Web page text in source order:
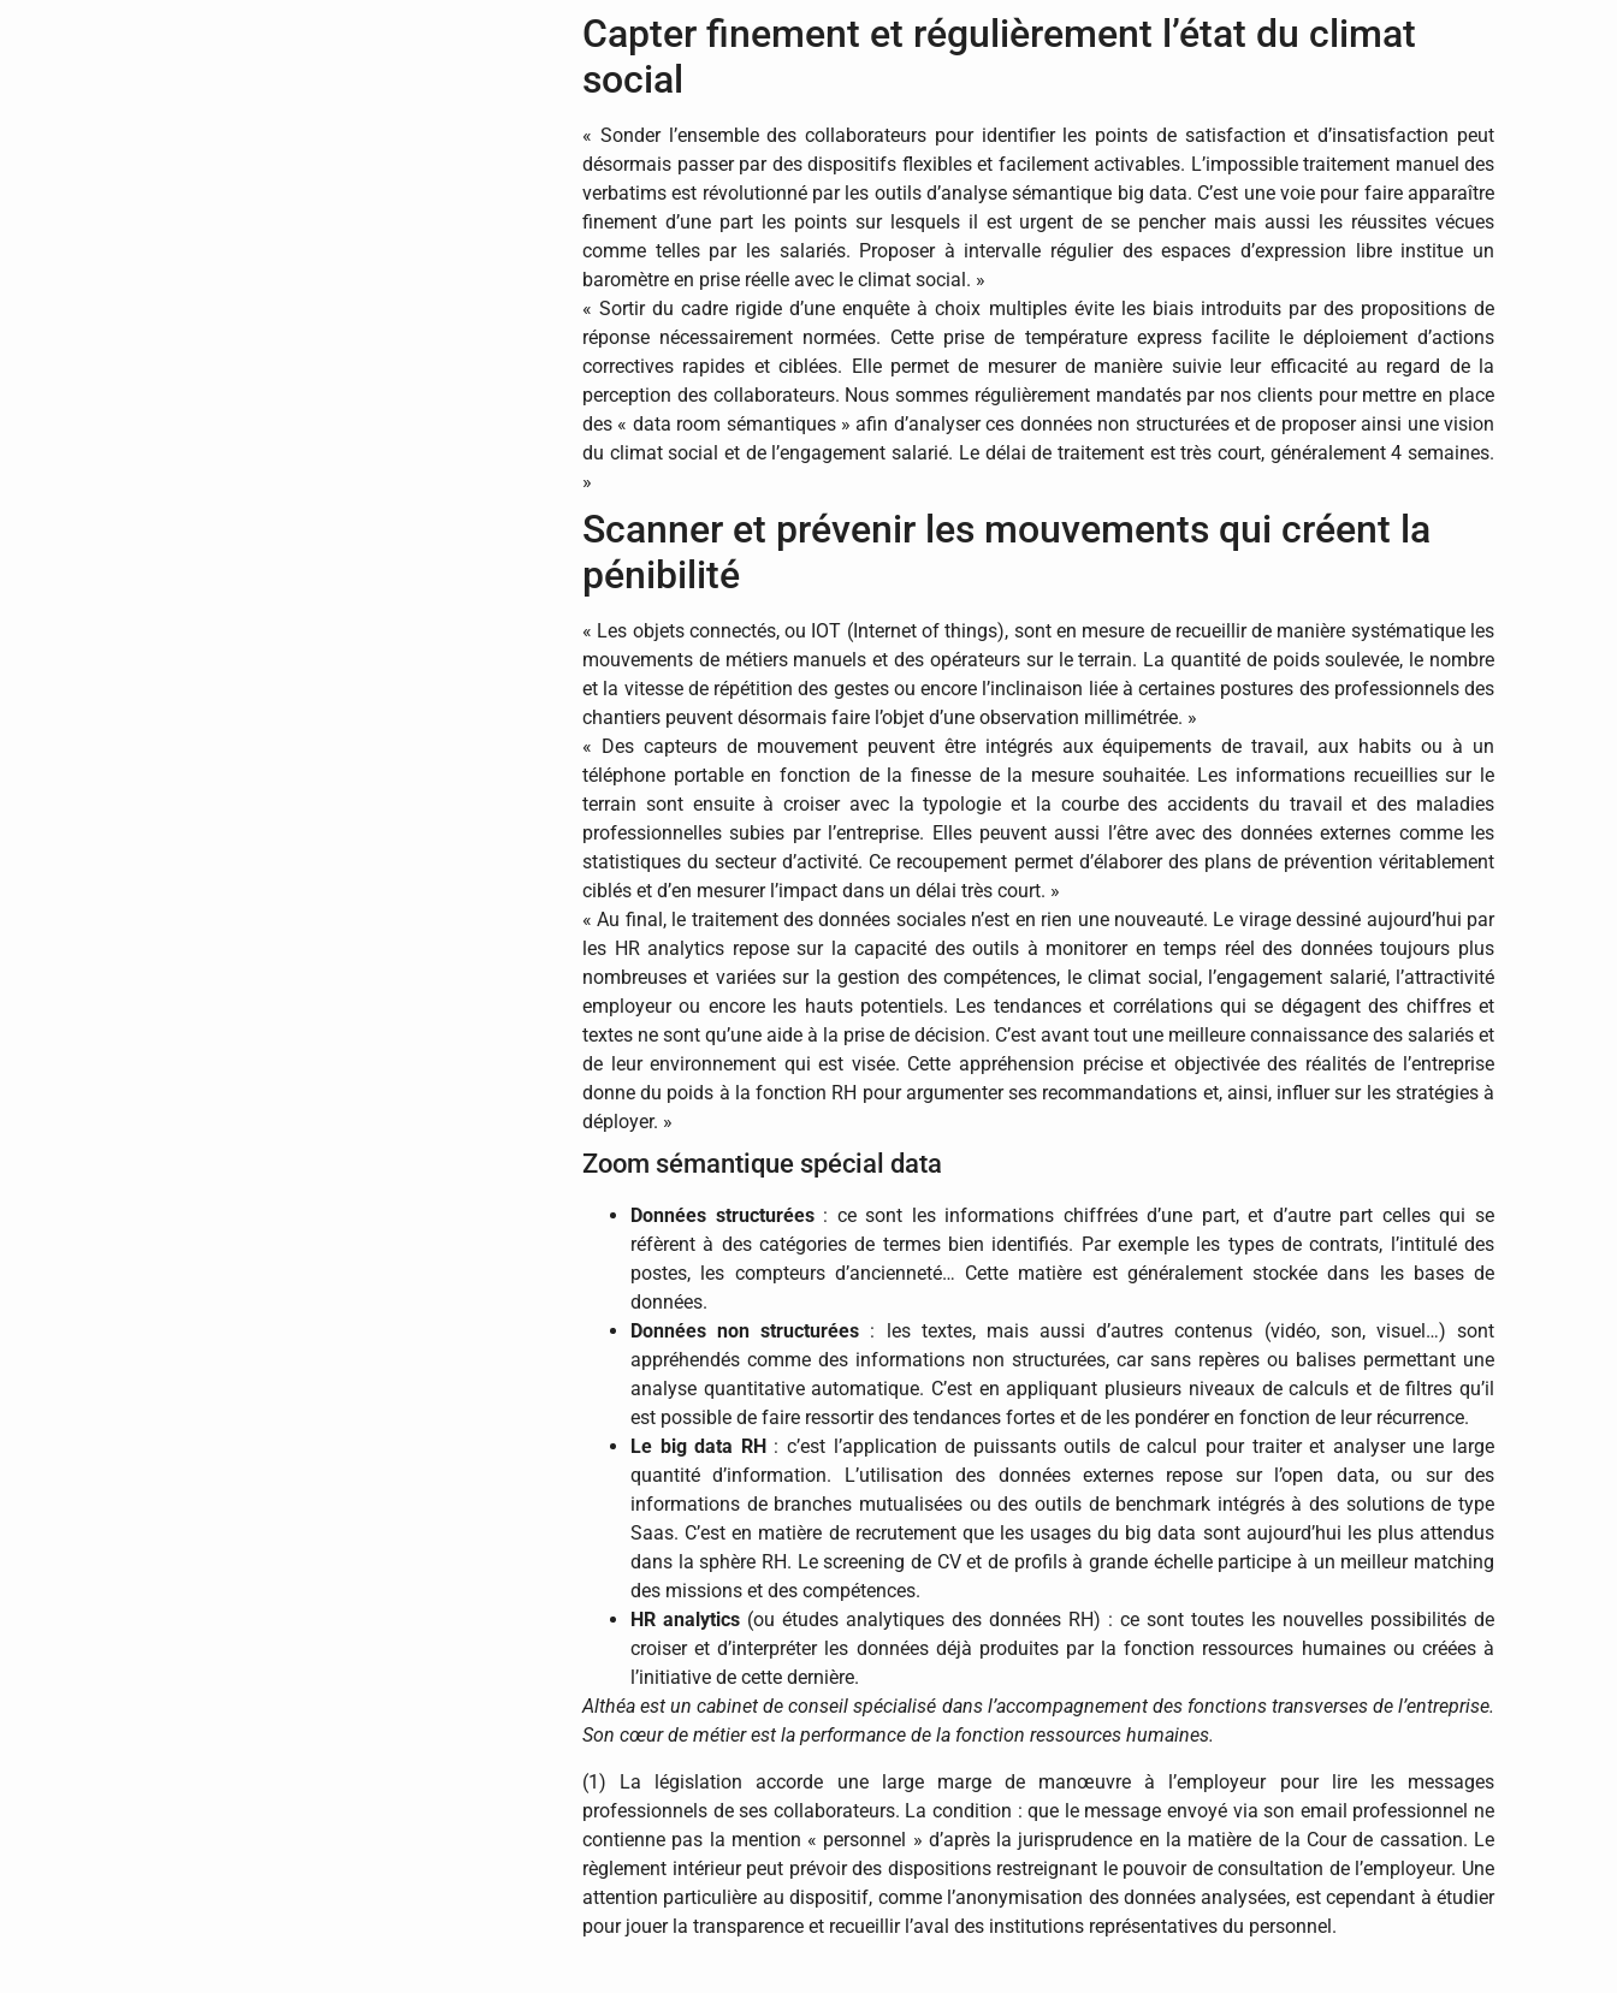
Capter finement et régulièrement l’état du climat
social
« Sonder l’ensemble des collaborateurs pour identifier les points de satisfaction et d’insatisfaction peut
désormais passer par des dispositifs flexibles et facilement activables. L’impossible traitement manuel des
verbatims est révolutionné par les outils d’analyse sémantique big data. C’est une voie pour faire apparaître
finement d’une part les points sur lesquels il est urgent de se pencher mais aussi les réussites vécues
comme telles par les salariés. Proposer à intervalle régulier des espaces d’expression libre institue un
baromètre en prise réelle avec le climat social. »
« Sortir du cadre rigide d’une enquête à choix multiples évite les biais introduits par des propositions de
réponse nécessairement normées. Cette prise de température express facilite le déploiement d’actions
correctives rapides et ciblées. Elle permet de mesurer de manière suivie leur efficacité au regard de la
perception des collaborateurs. Nous sommes régulièrement mandatés par nos clients pour mettre en place
des « data room sémantiques » afin d’analyser ces données non structurées et de proposer ainsi une vision
du climat social et de l’engagement salarié. Le délai de traitement est très court, généralement 4 semaines.
»
Scanner et prévenir les mouvements qui créent la
pénibilité
« Les objets connectés, ou IOT (Internet of things), sont en mesure de recueillir de manière systématique les
mouvements de métiers manuels et des opérateurs sur le terrain. La quantité de poids soulevée, le nombre
et la vitesse de répétition des gestes ou encore l’inclinaison liée à certaines postures des professionnels des
chantiers peuvent désormais faire l’objet d’une observation millimétrée. »
« Des capteurs de mouvement peuvent être intégrés aux équipements de travail, aux habits ou à un
téléphone portable en fonction de la finesse de la mesure souhaitée. Les informations recueillies sur le
terrain sont ensuite à croiser avec la typologie et la courbe des accidents du travail et des maladies
professionnelles subies par l’entreprise. Elles peuvent aussi l’être avec des données externes comme les
statistiques du secteur d’activité. Ce recoupement permet d’élaborer des plans de prévention véritablement
ciblés et d’en mesurer l’impact dans un délai très court. »
« Au final, le traitement des données sociales n’est en rien une nouveauté. Le virage dessiné aujourd’hui par
les HR analytics repose sur la capacité des outils à monitorer en temps réel des données toujours plus
nombreuses et variées sur la gestion des compétences, le climat social, l’engagement salarié, l’attractivité
employeur ou encore les hauts potentiels. Les tendances et corrélations qui se dégagent des chiffres et
textes ne sont qu’une aide à la prise de décision. C’est avant tout une meilleure connaissance des salariés et
de leur environnement qui est visée. Cette appréhension précise et objectivée des réalités de l’entreprise
donne du poids à la fonction RH pour argumenter ses recommandations et, ainsi, influer sur les stratégies à
déployer. »
Zoom sémantique spécial data
Données structurées: ce sont les informations chiffrées d’une part, et d’autre part celles qui se
réfèrent à des catégories de termes bien identifiés. Par exemple les types de contrats, l’intitulé des
postes, les compteurs d’ancienneté… Cette matière est généralement stockée dans les bases de
données.
Données non structurées : les textes, mais aussi d’autres contenus (vidéo, son, visuel…) sont
appréhendés comme des informations non structurées, car sans repères ou balises permettant une
analyse quantitative automatique. C’est en appliquant plusieurs niveaux de calculs et de filtres qu’il
est possible de faire ressortir des tendances fortes et de les pondérer en fonction de leur récurrence.
Le big data RH : c’est l’application de puissants outils de calcul pour traiter et analyser une large
quantité d’information. L’utilisation des données externes repose sur l’open data, ou sur des
informations de branches mutualisées ou des outils de benchmark intégrés à des solutions de type
Saas. C’est en matière de recrutement que les usages du big data sont aujourd’hui les plus attendus
dans la sphère RH. Le screening de CV et de profils à grande échelle participe à un meilleur matching
des missions et des compétences.
HR analytics (ou études analytiques des données RH) : ce sont toutes les nouvelles possibilités de
croiser et d’interpréter les données déjà produites par la fonction ressources humaines ou créées à
l’initiative de cette dernière.
Althéa est un cabinet de conseil spécialisé dans l’accompagnement des fonctions transverses de l’entreprise.
Son cœur de métier est la performance de la fonction ressources humaines.
(1) La législation accorde une large marge de manœuvre à l’employeur pour lire les messages
professionnels de ses collaborateurs. La condition : que le message envoyé via son email professionnel ne
contienne pas la mention « personnel » d’après la jurisprudence en la matière de la Cour de cassation. Le
règlement intérieur peut prévoir des dispositions restreignant le pouvoir de consultation de l’employeur. Une
attention particulière au dispositif, comme l’anonymisation des données analysées, est cependant à étudier
pour jouer la transparence et recueillir l’aval des institutions représentatives du personnel.​